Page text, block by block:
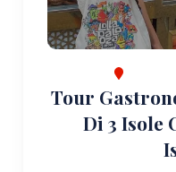
Tour
Di 3 Isole